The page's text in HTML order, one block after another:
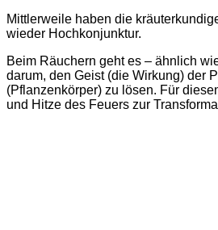
Mittlerweile haben die
wieder Hochkonjunktur.
Beim Räuchern geht es ‒ ähnlich
darum, den Geist (die Wirkung) der
(Pflanzenkörper) zu lösen. Für
und Hitze des Feuers zur